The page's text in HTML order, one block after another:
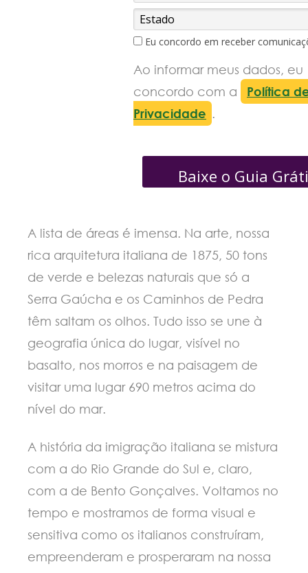
Eu concordo em receber
Ao informar meus dados, eu
concordo com a
Política
Privacidade .
Baixe o Guia
A lista de áreas é imensa. Na arte, nossa
rica arquitetura italiana de 1875, 50 tons
de verde e belezas naturais que só a
Serra Gaúcha e os Caminhos de Pedra
têm saltam os olhos. Tudo isso se une à
geografia única do lugar, visível no
basalto, nos morros e na paisagem de
visitar uma lugar 690 metros acima do
nível do mar.
A história da imigração italiana se mistura
com a do Rio Grande do Sul e, claro,
com a de Bento Gonçalves. Voltamos no
tempo e mostramos de forma visual e
sensitiva como os italianos construíram,
empreenderam e prosperaram na nossa